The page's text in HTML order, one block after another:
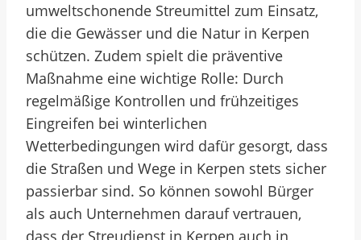
umweltschonende Streumittel zum Einsatz,
die die Gewässer und die Natur in Kerpen
schützen. Zudem spielt die präventive
Maßnahme eine wichtige Rolle: Durch
regelmäßige Kontrollen und frühzeitiges
Eingreifen bei winterlichen
Wetterbedingungen wird dafür gesorgt, dass
die Straßen und Wege in Kerpen stets sicher
passierbar sind. So können sowohl Bürger
als auch Unternehmen darauf vertrauen,
dass der Streudienst in Kerpen auch in